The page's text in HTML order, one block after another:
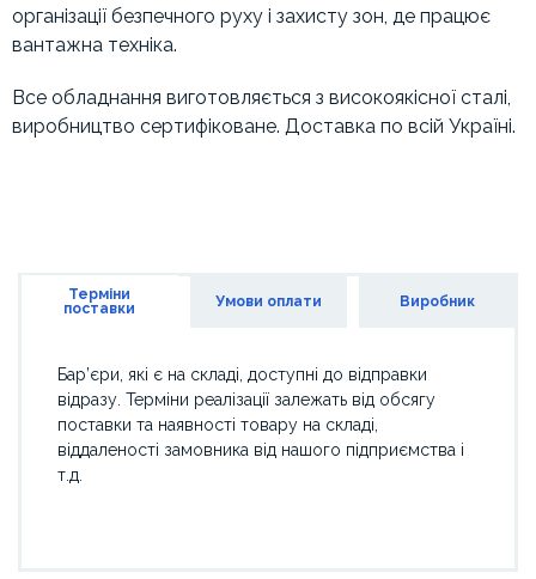
організації безпечного руху і захисту зон, де працює
вантажна техніка.
Все обладнання виготовляється з високоякісної сталі,
виробництво сертифіковане. Доставка по всій Україні.
Терміни
поставки
Умови оплати Виробник
Бар’єри, які є на складі, доступні до відправки
відразу. Терміни реалізації залежать від обсягу
поставки та наявності товару на складі,
віддаленості замовника від нашого підприємства і
т.д.